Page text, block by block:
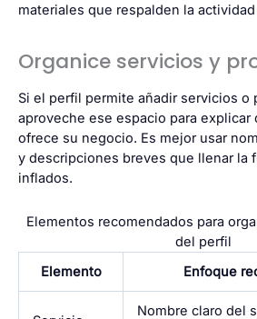
materiales que respalden la
Organice servicios y
Si el perfil permite añadir servicios o
aproveche ese espacio para explicar
ofrece su negocio. Es mejor usar
y descripciones breves que llenar la
inflados.
Elementos recomendados para
del perfil
Elemento
Enfoque
Nombre claro del